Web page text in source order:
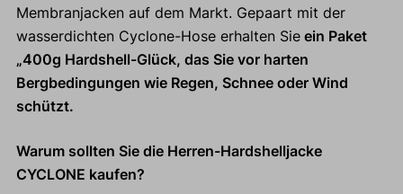
Membranjacken auf dem Markt. Gepaart mit der
wasserdichten Cyclone-Hose erhalten Sieein Paket
„400g Hardshell-Glück, das Sie vor harten
Bergbedingungen wie Regen, Schnee oder Wind
schützt.
Warum sollten Sie die Herren-Hardshelljacke
CYCLONE kaufen?